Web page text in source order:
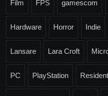
Film FPS gamescom
Hardware Horror Indie
Lansare Lara Croft
PC PlayStation